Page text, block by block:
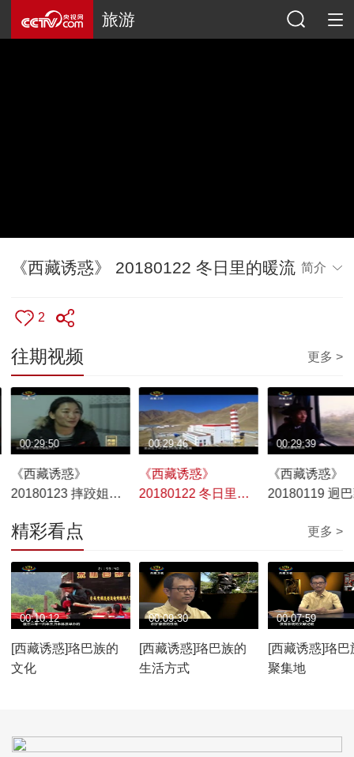
旅游
《西藏诱惑》 20180122 冬日里的暖流 简介
2
往期视频 更多 >
《西藏诱惑》
20180123 摔跤姐妹
00:29:50
《西藏诱惑》
20180122 冬日里的
00:29:46
《西藏诱惑》
20180119 迥
00:29:39
精彩看点 更多 >
[西藏诱惑]珞巴族的
文化
00:10:12
[西藏诱惑]珞巴族的
生活方式
00:09:30
[西藏诱惑]珞巴
聚集地
00:07:59